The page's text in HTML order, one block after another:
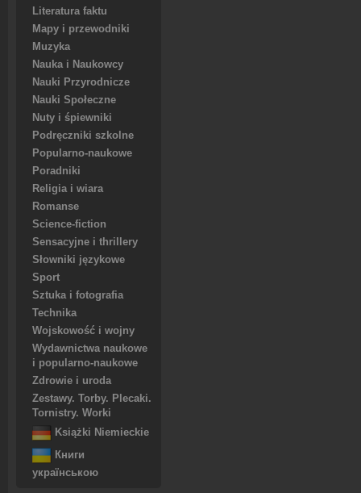
Literatura faktu
Mapy i przewodniki
Muzyka
Nauka i Naukowcy
Nauki Przyrodnicze
Nauki Społeczne
Nuty i śpiewniki
Podręczniki szkolne
Popularno-naukowe
Poradniki
Religia i wiara
Romanse
Science-fiction
Sensacyjne i thrillery
Słowniki językowe
Sport
Sztuka i fotografia
Technika
Wojskowość i wojny
Wydawnictwa naukowe
i popularno-naukowe
Zdrowie i uroda
Zestawy. Torby. Plecaki.
Tornistry. Worki
Książki Niemieckie
Книги
українською